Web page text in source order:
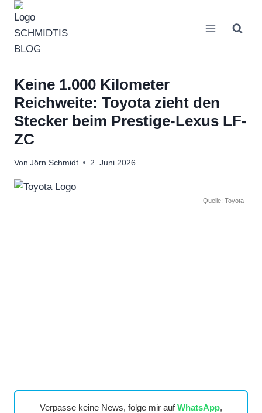
Zum
Inhalt
springen
Keine 1.000 Kilometer
Reichweite: Toyota zieht den
Stecker beim Prestige-Lexus LF-
ZC
Von Jörn Schmidt 2. Juni 2026
Quelle: Toyota
Verpasse keine News, folge mir aufWhatsApp,